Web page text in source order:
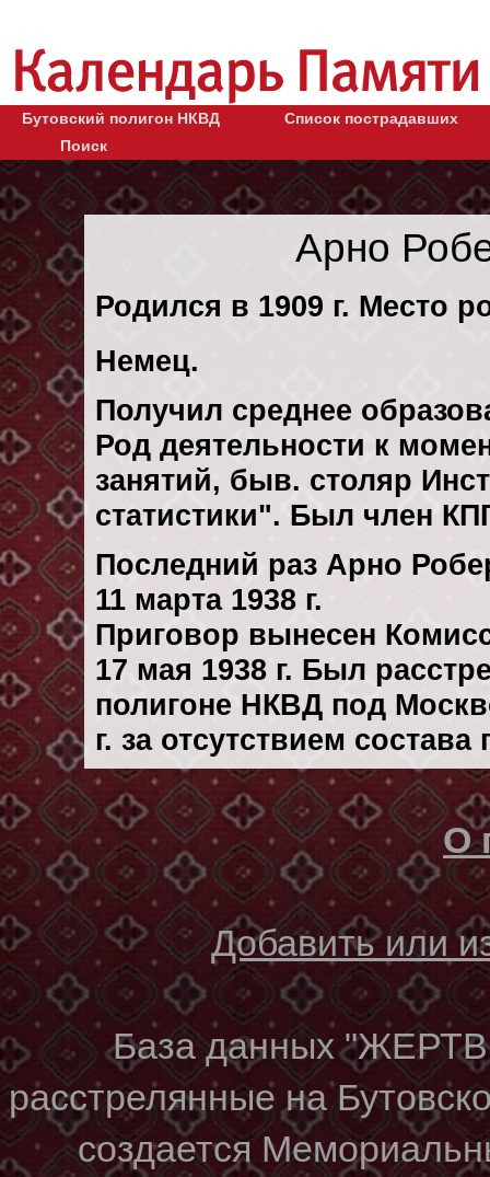
Бутовский полигон НКВД
Список пострадавших
Поиск
Арно
Родился в 1909 г. Место
Немец.
Получил среднее
Род деятельности к
занятий, быв. столяр
статистики". Был член
Последний раз Арно
11 марта 1938 г.
Приговор вынесен
17 мая 1938 г. Был
полигоне НКВД под
г. за отсутствием
О
Добавить или
База данных
расстрелянные на
создается